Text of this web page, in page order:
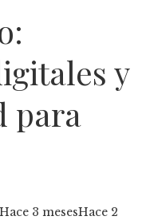
y
para
Hace 3 mesesHace 2